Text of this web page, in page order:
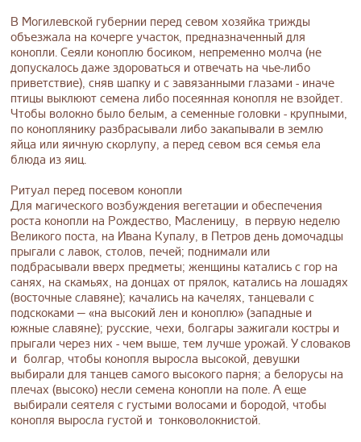
В Могилевской губернии перед севом хозяйка трижды
объезжала на кочерге участок, предназначенный для
конопли. Сеяли коноплю босиком, непременно молча (не
допускалось даже здороваться и отвечать на чье-либо
приветствие), сняв шапку и с завязанными глазами - иначе
птицы выклюют семена либо посеянная конопля не взойдет.
Чтобы волокно было белым, а семенные головки - крупными,
по коноплянику разбрасывали либо закапывали в землю
яйца или яичную скорлупу, а перед севом вся семья ела
блюда из яиц.
Ритуал перед посевом конопли
Для магического возбуждения вегетации и обеспечения
роста конопли на Рождество, Масленицу, в первую неделю
Великого поста, на Ивана Купалу, в Петров день домочадцы
прыгали с лавок, столов, печей; поднимали или
подбрасывали вверх предметы; женщины катались с гор на
санях, на скамьях, на донцах от прялок, катались на лошадях
(восточные славяне); качались на качелях, танцевали с
подскоками — «на высокий лен и коноплю» (западные и
южные славяне); русские, чехи, болгары зажигали костры и
прыгали через них - чем выше, тем лучше урожай. У словаков
и болгар, чтобы конопля выросла высокой, девушки
выбирали для танцев самого высокого парня; а белорусы на
плечах (высоко) несли семена конопли на поле. А еще
выбирали сеятеля с густыми волосами и бородой, чтобы
конопля выросла густой и тонковолокнистой.